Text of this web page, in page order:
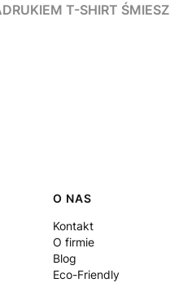
T-SHIRT
Linki w
O NAS
Kontakt
O firmie
Blog
Eco-Friendly